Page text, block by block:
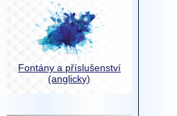
Fontány a příslušenství
(anglicky)